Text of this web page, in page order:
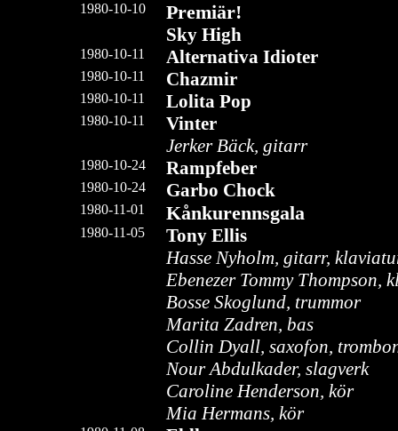
1980-10-10 Premiär!
Sky High
1980-10-11 Alternativa Idioter
1980-10-11 Chazmir
1980-10-11 Lolita Pop
1980-10-11
Vinter
Jerker Bäck, gitarr
1980-10-24 Rampfeber
1980-10-24 Garbo Chock
1980-11-01 Kånkurennsgala
1980-11-05
Tony Ellis
Hasse Nyholm, gitarr,
Ebenezer Tommy Thompson,
Bosse Skoglund, trummor
Marita Zadren, bas
Collin Dyall, saxofon,
Nour Abdulkader, slagverk
Caroline Henderson, kör
Mia Hermans, kör